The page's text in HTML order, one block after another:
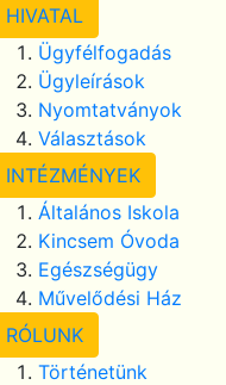
HIVATAL
Ügyfélfogadás
Ügyleírások
Nyomtatványok
Választások
INTÉZMÉNYEK
Általános Iskola
Kincsem Óvoda
Egészségügy
Művelődési Ház
RÓLUNK
Történetünk